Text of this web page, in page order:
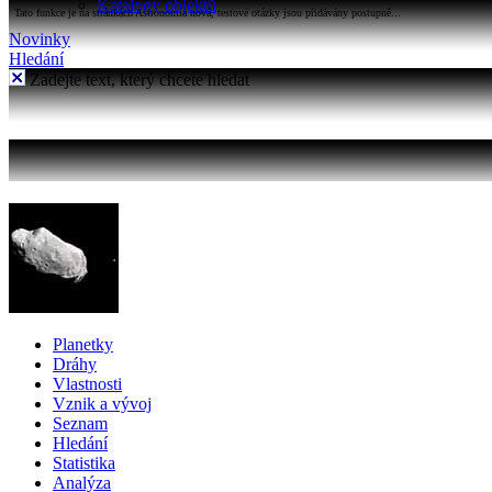
Katalogy objektů
Tato funkce je na stránkách Astronomia nová, testové otázky jsou přidávány postupně...
Novinky
Hledání
Zadejte text, který chcete hledat
Planetky
Dráhy
Vlastnosti
Vznik a vývoj
Seznam
Hledání
Statistika
Analýza